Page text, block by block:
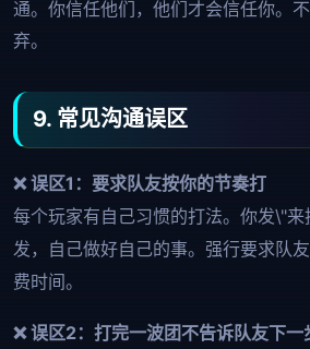
通。你信任他们，他们才会信任你。
弃。
9. 常见沟通误区
❌ 误区1：要求队友按你的节奏打
每个玩家有自己习惯的打法。你发\"
发，自己做好自己的事。强行要求队
费时间。
❌ 误区2：打完一波团不告诉队友下一